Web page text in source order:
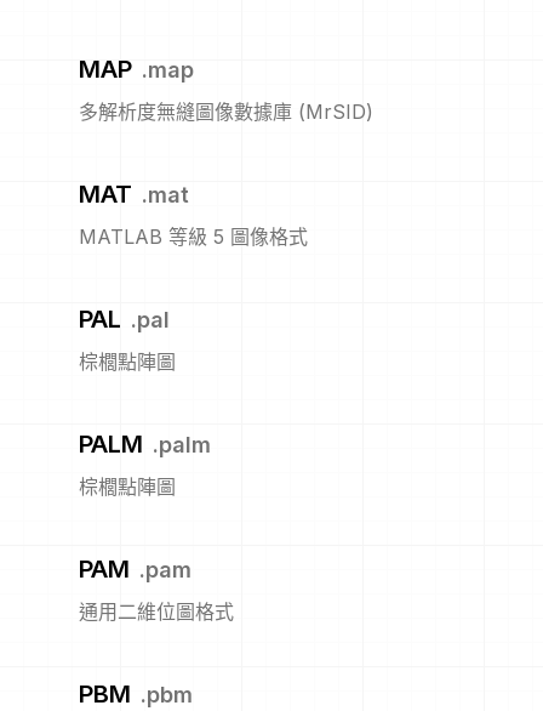
MAP .map
多解析度無縫圖像數據庫 (MrSID)
MAT .mat
MATLAB 等級 5 圖像格式
PAL .pal
棕櫚點陣圖
PALM .palm
棕櫚點陣圖
PAM .pam
通用二維位圖格式
PBM .pbm